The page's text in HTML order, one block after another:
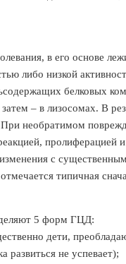
в его основе
либо низкой
белковых
– в лизосомах. В
необратимом
пролиферацией
с
типичная
5 форм ГЦД:
дети,
развиться не успевает);